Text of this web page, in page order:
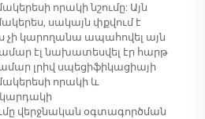
որակի նշումը: Այն
սակայն փքվում է
չի կարողանա ապահովել այն
էլ նախատեսվել էր հարթ
լրիվ սպեցիֆիկացիայի
որակի և
վերջնական օգտագործման